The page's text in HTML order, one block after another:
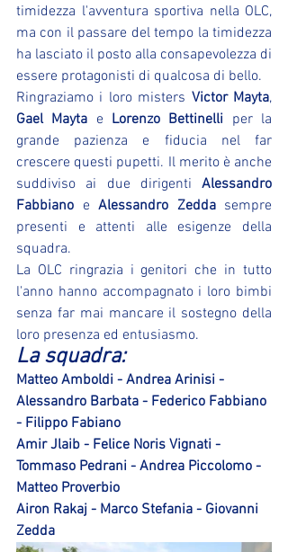
timidezza l'avventura sportiva nella OLC,
ma con il passare del tempo la timidezza
ha lasciato il posto alla consapevolezza di
essere protagonisti di qualcosa di bello.
Ringraziamo i loro misters Victor Mayta
Gael Mayta e Lorenzo Bettinelli per la
grande pazienza e fiducia nel far
crescere questi pupetti. Il merito è anche
suddiviso ai due dirigenti Alessandro
Fabbiano e Alessandro Zedda sempre
presenti e attenti alle esigenze della
squadra.
La OLC ringrazia i genitori che in tutto
l'anno hanno accompagnato i loro bimbi
senza far mai mancare il sostegno della
loro presenza ed entusiasmo.
La squadra:
Matteo Amboldi - Andrea Arinisi -
Alessandro Barbata - Federico Fabbiano
- Filippo Fabiano
Amir Jlaib - Felice Noris Vignati -
Tommaso Pedrani - Andrea Piccolomo -
Matteo Proverbio
Airon Rakaj - Marco Stefania - Giovanni
Zedda